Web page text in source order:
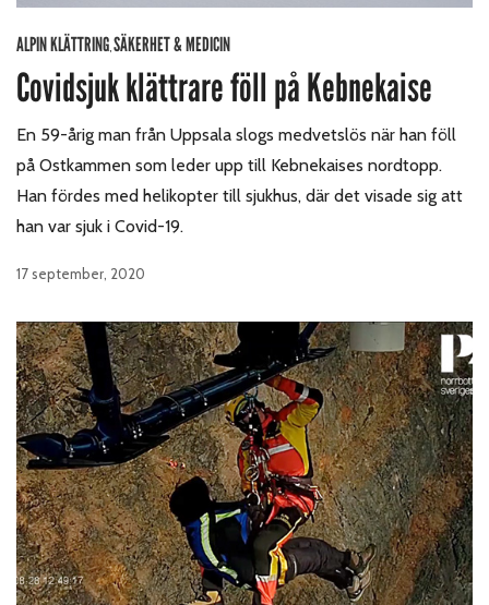
ALPIN KLÄTTRING,SÄKERHET & MEDICIN
Covidsjuk klättrare föll på Kebnekaise
En 59-årig man från Uppsala slogs medvetslös när han föll
på Ostkammen som leder upp till Kebnekaises nordtopp.
Han fördes med helikopter till sjukhus, där det visade sig att
han var sjuk i Covid-19.
17 september, 2020